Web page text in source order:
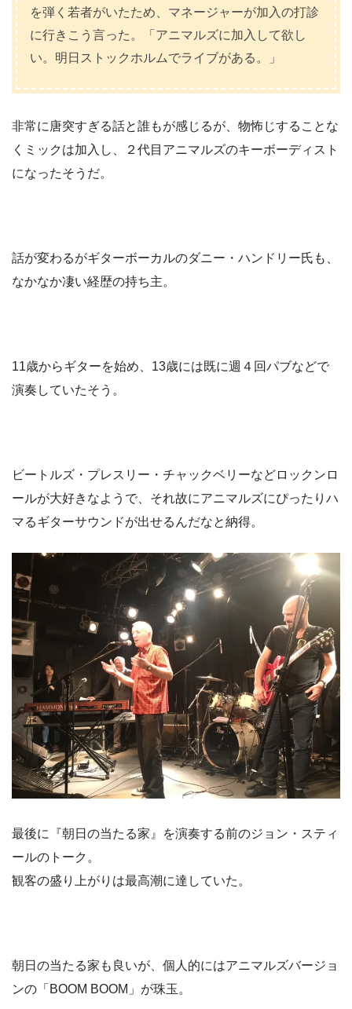
を弾く若者がいたため、マネージャーが加入の打診
に行きこう言った。「アニマルズに加入して欲し
い。明日ストックホルムでライブがある。」
非常に唐突すぎる話と誰もが感じるが、物怖じすることな
くミックは加入し、２代目アニマルズのキーボーディスト
になったそうだ。
話が変わるがギターボーカルのダニー・ハンドリー氏も、
なかなか凄い経歴の持ち主。
11歳からギターを始め、13歳には既に週４回パブなどで
演奏していたそう。
ビートルズ・プレスリー・チャックベリーなどロックンロ
ールが大好きなようで、それ故にアニマルズにぴったりハ
マるギターサウンドが出せるんだなと納得。
最後に『朝日の当たる家』を演奏する前のジョン・スティ
ールのトーク。
観客の盛り上がりは最高潮に達していた。
朝日の当たる家も良いが、個人的にはアニマルズバージョ
ンの「BOOM BOOM」が珠玉。